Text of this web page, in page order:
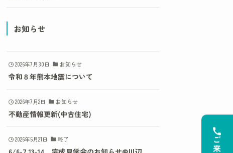
お知らせ
2026年7月30日 お知らせ
令和８年熊本地震について
2026年7月2日 お知らせ
不動産情報更新(中古住宅)
2026年5月21日 終了